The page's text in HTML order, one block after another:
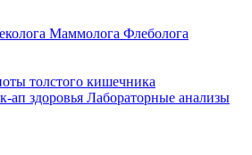
Маммолога Флеболога
толстого кишечника
ап здоровья Лабораторные анализы